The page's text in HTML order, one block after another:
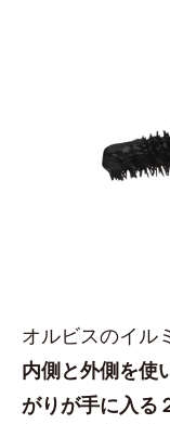
オルビスのイル
内側と外側を使
がりが手に入る